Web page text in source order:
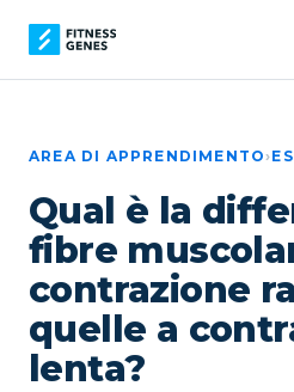
AREA DI APPRENDIMENTO›
Qual è la
fibre
contrazione
quelle a
lenta?